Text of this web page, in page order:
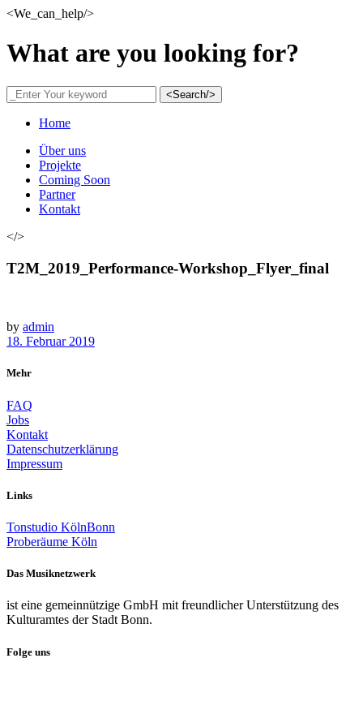
<We_can_help/>
What are you looking for?
<Search/>
Home
Über uns
Projekte
Coming Soon
Partner
Kontakt
</>
T2M_2019_Performance-Workshop_Flyer_final
by admin
18. Februar 2019
Mehr
FAQ
Jobs
Kontakt
Datenschutzerklärung
Impressum
Links
Tonstudio KölnBonn
Proberäume Köln
Das Musiknetzwerk
ist eine gemeinnützige GmbH mit freundlicher Unterstützung des
Kulturamtes der Stadt Bonn.
Folge uns